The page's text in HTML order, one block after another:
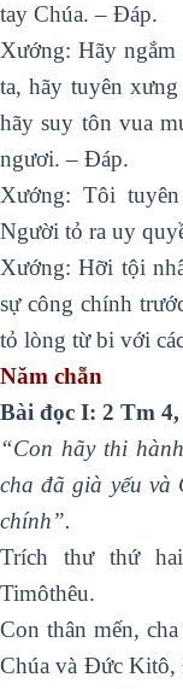
tay Chúa. – Ðáp.
Xướng: Hãy
ta, hãy tuyên
hãy suy tôn vua
ngươi. – Ðáp.
Xướng: Tôi
Người tỏ ra uy
Xướng: Hỡi tội
sự công chính
tỏ lòng từ bi với
Năm chẵn
Bài đọc I: 2 Tm 4,
“Con hãy thi
cha đã già yếu và
chính”.
Trích thư thứ
Timôthêu.
Con thân mến,
Chúa và Ðức Kitô,